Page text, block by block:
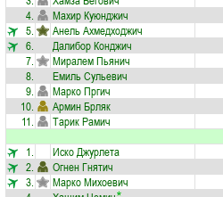
4.
Махир Куюнджич
5.
Анель Ахмедходжич
6.
Далибор Конджич
7.
Миралем Пьянич
8.
Емиль Сульевич
9.
Марко Пргич
10.
Армин Брляк
11.
Тарик Рамич
1. Иско Джурлета
2.
Огнен Гнятич
3.
Марко Михоевич